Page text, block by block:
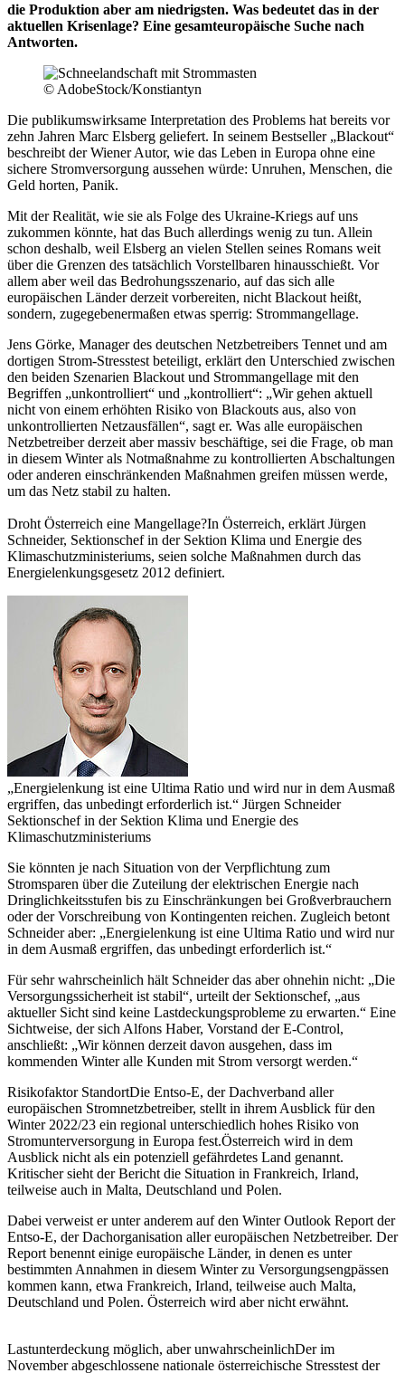
die Produktion aber am niedrigsten. Was bedeutet das in der
aktuellen Krisenlage? Eine gesamteuropäische Suche nach
Antworten.
© AdobeStock/Konstiantyn
Die publikumswirksame Interpretation des Problems hat bereits vor
zehn Jahren Marc Elsberg geliefert. In seinem Bestseller „Blackout“
beschreibt der Wiener Autor, wie das Leben in Europa ohne eine
sichere Stromversorgung aussehen würde: Unruhen, Menschen, die
Geld horten, Panik.
Mit der Realität, wie sie als Folge des Ukraine-Kriegs auf uns
zukommen könnte, hat das Buch allerdings wenig zu tun. Allein
schon deshalb, weil Elsberg an vielen Stellen seines Romans weit
über die Grenzen des tatsächlich Vorstellbaren hinausschießt. Vor
allem aber weil das Bedrohungsszenario, auf das sich alle
europäischen Länder derzeit vorbereiten, nicht Blackout heißt,
sondern, zugegebenermaßen etwas sperrig: Strommangellage.
Jens Görke, Manager des deutschen Netzbetreibers Tennet und am
dortigen Strom-Stresstest beteiligt, erklärt den Unterschied zwischen
den beiden Szenarien Blackout und Strommangellage mit den
Begriffen „unkontrolliert“ und „kontrolliert“: „Wir gehen aktuell
nicht von einem erhöhten Risiko von Blackouts aus, also von
unkontrollierten Netzausfällen“, sagt er. Was alle europäischen
Netzbetreiber derzeit aber massiv beschäftige, sei die Frage, ob man
in diesem Winter als Notmaßnahme zu kontrollierten Abschaltungen
oder anderen einschränkenden Maßnahmen greifen müssen werde,
um das Netz stabil zu halten.
Droht Österreich eine Mangellage?In Österreich, erklärt Jürgen
Schneider, Sektionschef in der Sektion Klima und Energie des
Klimaschutzministeriums, seien solche Maßnahmen durch das
Energielenkungsgesetz 2012 definiert.
„Energielenkung ist eine Ultima Ratio und wird nur in dem Ausmaß
ergriffen, das unbedingt erforderlich ist.“ Jürgen Schneider
Sektionschef in der Sektion Klima und Energie des
Klimaschutzministeriums
Sie könnten je nach Situation von der Verpflichtung zum
Stromsparen über die Zuteilung der elektrischen Energie nach
Dringlichkeitsstufen bis zu Einschränkungen bei Großverbrauchern
oder der Vorschreibung von Kontingenten reichen. Zugleich betont
Schneider aber: „Energielenkung ist eine Ultima Ratio und wird nur
in dem Ausmaß ergriffen, das unbedingt erforderlich ist.“
Für sehr wahrscheinlich hält Schneider das aber ohnehin nicht: „Die
Versorgungssicherheit ist stabil“, urteilt der Sektionschef, „aus
aktueller Sicht sind keine Lastdeckungsprobleme zu erwarten.“ Eine
Sichtweise, der sich Alfons Haber, Vorstand der E-Control,
anschließt: „Wir können derzeit davon ausgehen, dass im
kommenden Winter alle Kunden mit Strom versorgt werden.“
Risikofaktor StandortDie Entso-E, der Dachverband aller
europäischen Stromnetzbetreiber, stellt in ihrem Ausblick für den
Winter 2022/23 ein regional unter­schiedlich hohes Risiko von
Stromunterversorgung in Europa fest.Österreich wird in dem
Ausblick nicht als ein potenziell gefährdetes Land genannt.
Kritischer sieht der Bericht die Situation in Frankreich, Irland,
teilweise auch in Malta, Deutschland und Polen.
Dabei verweist er unter anderem auf den Winter Outlook Report der
Entso-E, der Dachorganisation aller europäischen Netzbetreiber. Der
Report benennt einige europäische Länder, in denen es unter
bestimmten Annahmen in diesem Winter zu Versorgungsengpässen
kommen kann, etwa Frankreich, Irland, teilweise auch Malta,
Deutschland und Polen. Österreich wird aber nicht erwähnt.
Lastunterdeckung möglich, aber unwahrscheinlichDer im
November abgeschlossene nationale österreichische Stresstest der